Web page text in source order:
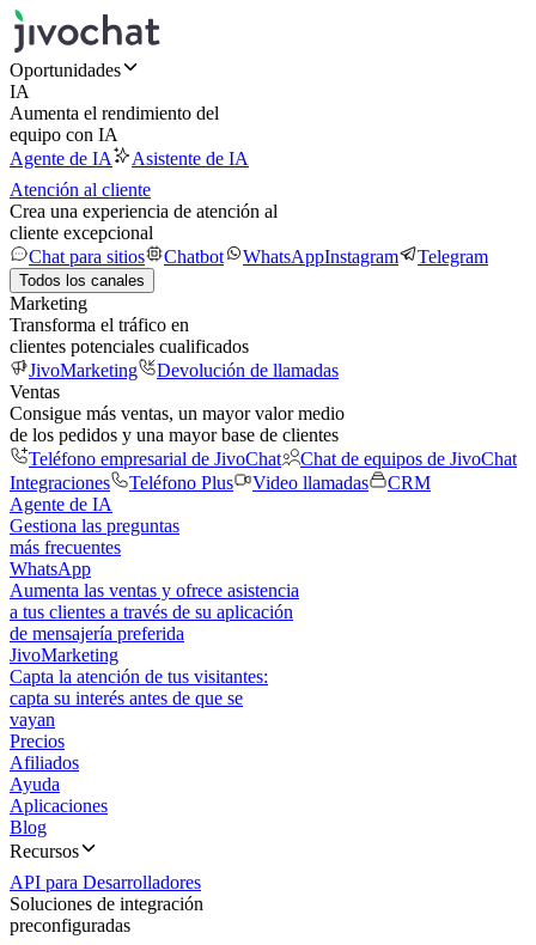
Oportunidades
IA
Aumenta el rendimiento del
equipo con IA
Agente de IA
Asistente de IA
Atención al cliente
Crea una experiencia de atención al
cliente excepcional
Chat para sitios
Chatbot WhatsAppInstagram Telegram
Todos los canales
Marketing
Transforma el tráfico en
clientes potenciales cualificados
JivoMarketing
Devolución de llamadas
Ventas
Consigue más ventas, un mayor valor medio
de los pedidos y una mayor base de clientes
Teléfono empresarial de JivoChat
Chat de equipos de JivoChat
Integraciones
Teléfono Plus Video llamadas
CRM
Agente de IA
Gestiona las preguntas
más frecuentes
WhatsApp
Aumenta las ventas y ofrece asistencia
a tus clientes a través de su aplicación
de mensajería preferida
JivoMarketing
Capta la atención de tus visitantes:
capta su interés antes de que se
vayan
Precios
Afiliados
Ayuda
Aplicaciones
Blog
Recursos
API para Desarrolladores
Soluciones de integración
preconfiguradas